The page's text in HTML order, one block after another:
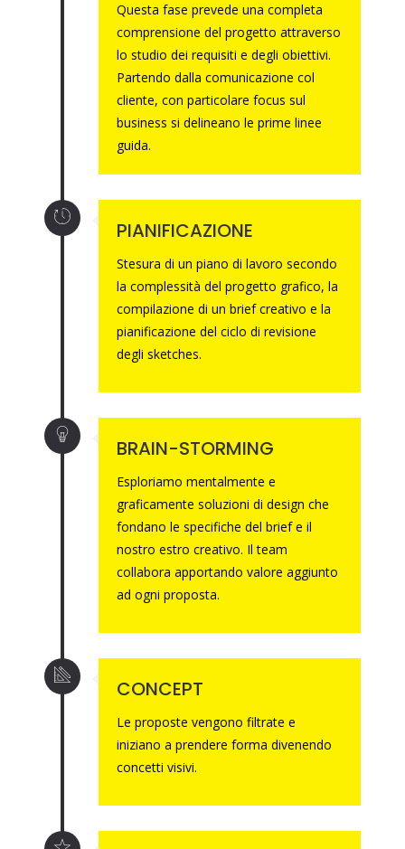
Questa fase prevede una completa
comprensione del progetto attraverso
lo studio dei requisiti e degli obiettivi.
Partendo dalla comunicazione col
cliente, con particolare focus sul
business si delineano le prime linee
guida.
PIANIFICAZIONE
Stesura di un piano di lavoro secondo
la complessità del progetto grafico, la
compilazione di un brief creativo e la
pianificazione del ciclo di revisione
degli sketches.
BRAIN-STORMING
Esploriamo mentalmente e
graficamente soluzioni di design che
fondano le specifiche del brief e il
nostro estro creativo. Il team
collabora apportando valore aggiunto
ad ogni proposta.
CONCEPT
Le proposte vengono filtrate e
iniziano a prendere forma divenendo
concetti visivi.